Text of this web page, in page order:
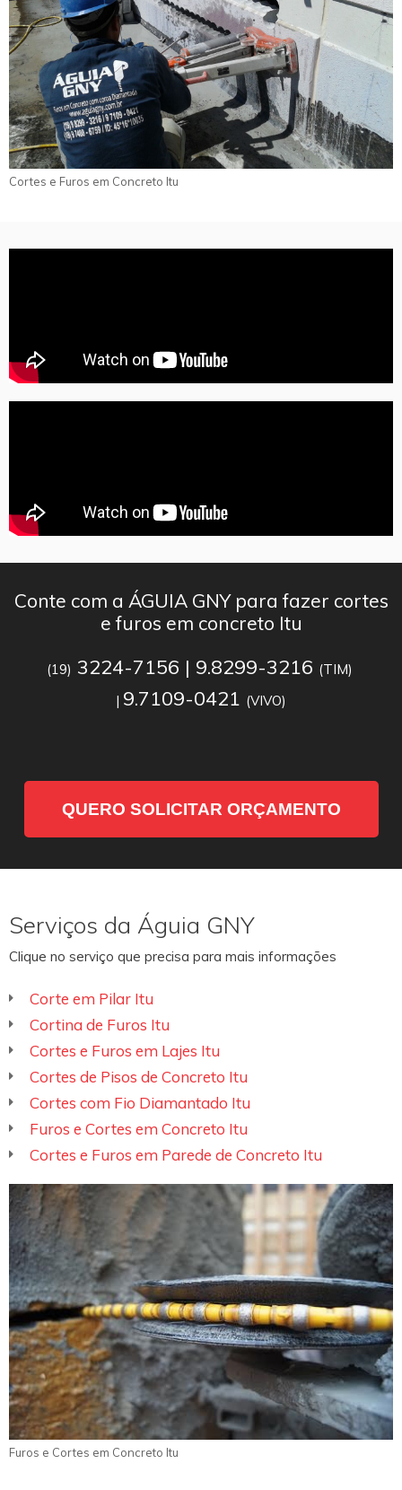
Cortes e Furos em Concreto Itu
Conte com a ÁGUIA GNY para fazer cortes
e furos em concreto Itu
(19) 3224-7156 | 9.8299-3216 (TIM)
| 9.7109-0421 (VIVO)
QUERO SOLICITAR ORÇAMENTO
Serviços da Águia GNY
Clique no serviço que precisa para mais informações
Corte em Pilar Itu
Cortina de Furos Itu
Cortes e Furos em Lajes Itu
Cortes de Pisos de Concreto Itu
Cortes com Fio Diamantado Itu
Furos e Cortes em Concreto Itu
Cortes e Furos em Parede de Concreto Itu
Furos e Cortes em Concreto Itu